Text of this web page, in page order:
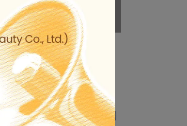
GOLD STAR KARDUS NO.3
Sedang
NT$420